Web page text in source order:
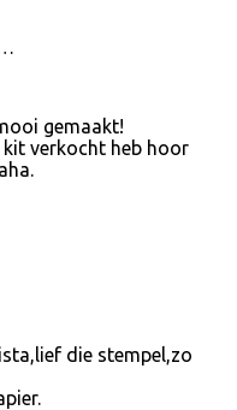
gemaakt!
verkocht heb hoor
die stempel,zo